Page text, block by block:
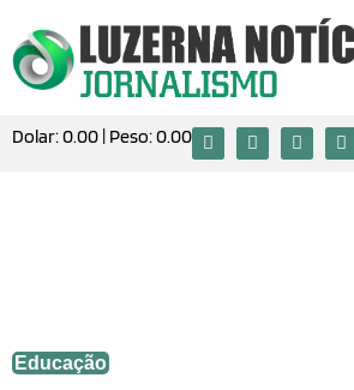
Dolar:0.00 | Peso:0.00
Educação